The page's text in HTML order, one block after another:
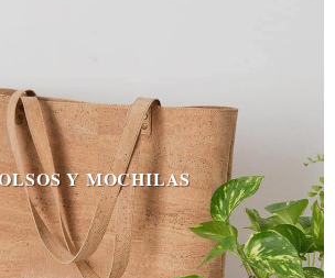
Y MOCHILAS